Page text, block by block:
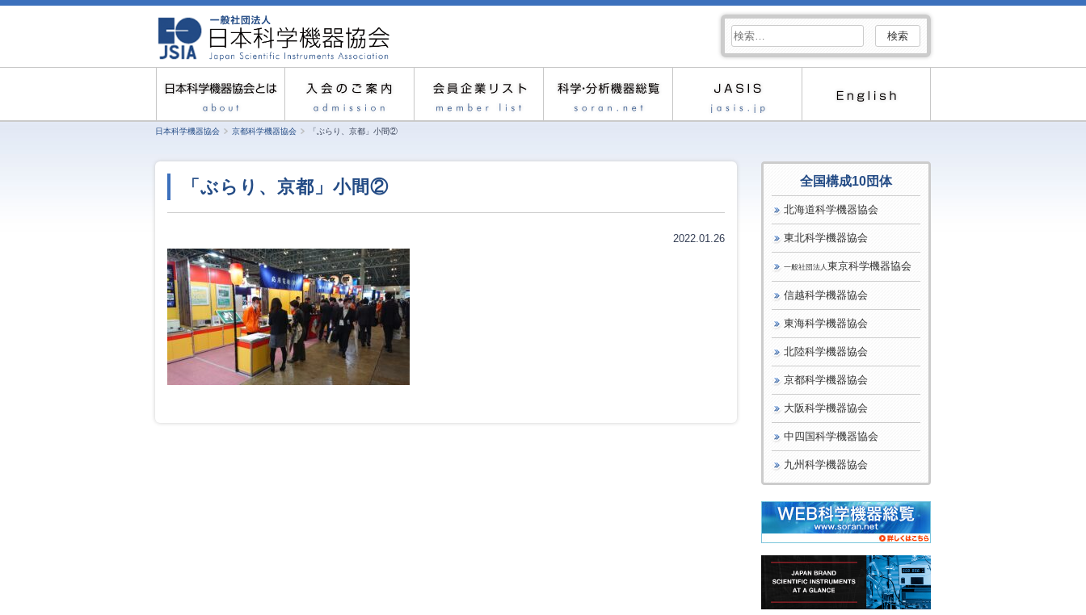
索:
日本科学機器協会 京都科学機器協会 「ぶらり、京都」小間②
「ぶらり、京都」小間②
2022.01.26
全国構成10団体
北海道科学機器協会
東北科学機器協会
一般社団法人 東京科学機器協会
信越科学機器協会
東海科学機器協会
北陸科学機器協会
京都科学機器協会
大阪科学機器協会
中四国科学機器協会
九州科学機器協会